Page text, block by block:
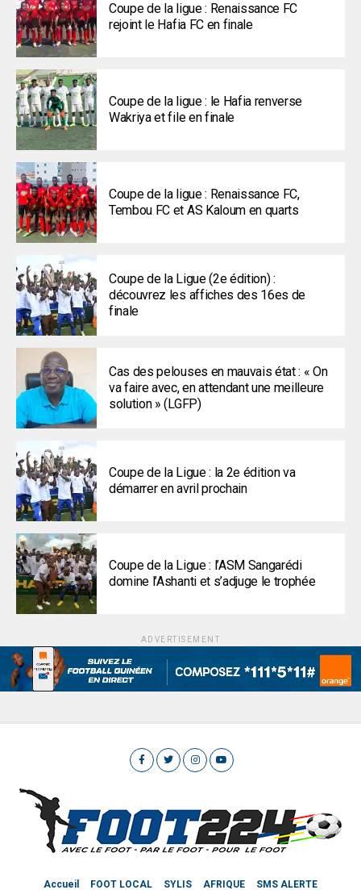
Coupe de la ligue : Renaissance FC
rejoint le Hafia FC en finale
Coupe de la ligue : le Hafia renverse
Wakriya et file en finale
Coupe de la ligue : Renaissance FC,
Tembou FC et AS Kaloum en quarts
Coupe de la Ligue (2e édition) :
découvrez les affiches des 16es de
finale
Cas des pelouses en mauvais état : « On
va faire avec, en attendant une meilleure
solution » (LGFP)
Coupe de la Ligue : la 2e édition va
démarrer en avril prochain
Coupe de la Ligue : l’ASM Sangarédi
domine l’Ashanti et s’adjuge le trophée
ADVERTISEMENT
Accueil FOOT LOCAL SYLIS AFRIQUE SMS ALERTE